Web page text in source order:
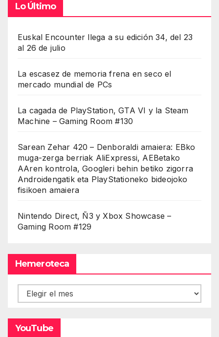
Lo Último
Euskal Encounter llega a su edición 34, del 23
al 26 de julio
La escasez de memoria frena en seco el
mercado mundial de PCs
La cagada de PlayStation, GTA VI y la Steam
Machine – Gaming Room #130
Sarean Zehar 420 – Denboraldi amaiera: EBko
muga-zerga berriak AliExpressi, AEBetako
AAren kontrola, Googleri behin betiko zigorra
Androidengatik eta PlayStationeko bideojoko
fisikoen amaiera
Nintendo Direct, Ñ3 y Xbox Showcase –
Gaming Room #129
Hemeroteca
Hemeroteca
YouTube